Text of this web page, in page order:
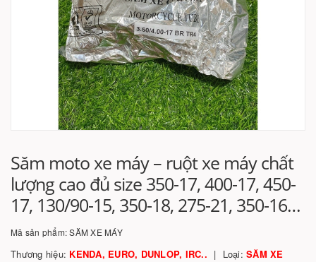
Săm moto xe máy – ruột xe máy chất
lượng cao đủ size 350-17, 400-17, 450-
17, 130/90-15, 350-18, 275-21, 350-16…
Mã sản phẩm:SĂM XE MÁY
Thương hiệu: KENDA, EURO, DUNLOP, IRC.. Loại: SĂM XE